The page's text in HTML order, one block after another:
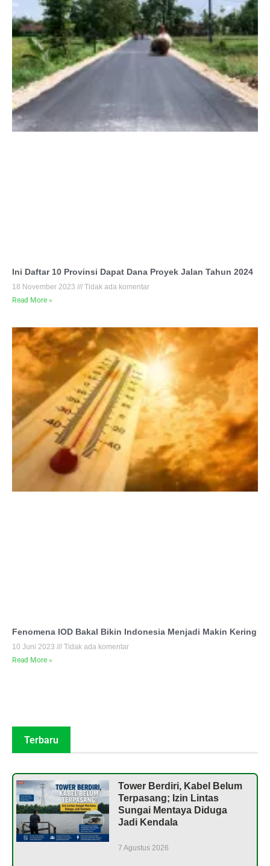
Ini Daftar 10 Provinsi Dapat Dana Proyek Jalan Tahun 2024
18 November 2023
Tidak ada komentar
Read More »
Fenomena IOD Bakal Bikin Indonesia Menjadi Makin Kering
10 Juni 2023
Tidak ada komentar
Read More »
Terbaru
Tower Berdiri, Kabel Belum
Terpasang; Izin Lintas
Sungai Mentaya Diduga
Jadi Kendala
7 Agustus 2026